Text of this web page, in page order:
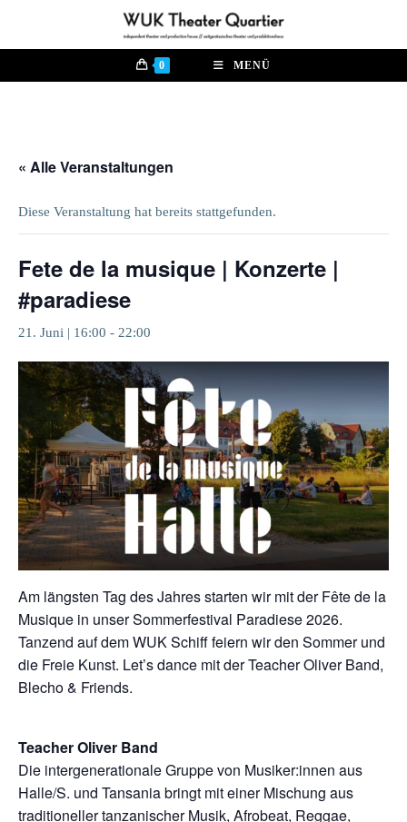
springen
0 MENÜ
« Alle Veranstaltungen
Diese Veranstaltung hat bereits stattgefunden.
Fete de la musique | Konzerte |
#paradiese
21. Juni | 16:00 - 22:00
Am längsten Tag des Jahres starten wir mit derFêtede la
Musique in unser Sommerfestival Paradiese 2026.
Tanzend auf demWUK Schifffeiern wir den Sommer und
die Freie Kunst. Let’sdance mit der Teacher Oliver Band,
Blecho& Friends.
Teacher Oliver Band
Die intergenerationale Gruppe von Musiker:innen aus
Halle/S. und Tansania bringt mit einer Mischung aus
traditionellertanzanischerMusik, Afrobeat, Reggae,